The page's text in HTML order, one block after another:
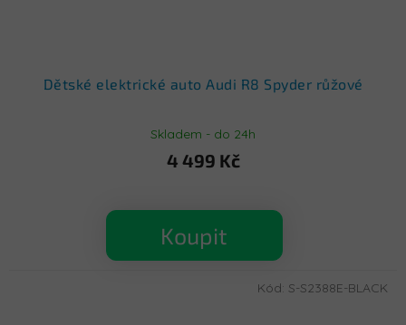
Dětské elektrické auto Audi R8 Spyder růžové
Skladem - do 24h
4 499 Kč
Koupit
Kód: S-S2388E-BLACK